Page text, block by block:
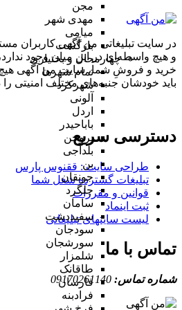
مجن
مهدی شهر
میامی
بازگشت
چهارمحال و بختیاری
تمام شهر‌ها
شهرکرد
آلونی
اردل
باباحیدر
بروجن
بلداجی
بن
جونقان
چلگرد
سامان
سفیددشت
سودجان
سورشجان
شلمزار
طاقانک
فارسان
فرادبنه
در سایت تبلیغاتی من آگهی کاربران
و هیچ واسطه‌ای در این میان وجود
خرید و فروشِ شما، سایت من آگهی هیچ
باید خودشان جنبه‌های مختلف امنیتی را
دسترسی سریع
طراحی سایت :‌ ققنوس پارس
تبلیغات گسترده شغل شما
قوانین و مقررات
ثبت اینماد
لیست سایتهای تبلیغاتی
تماس با ما
شماره تماس: 09170261140